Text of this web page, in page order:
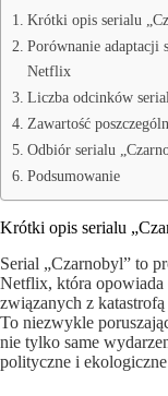
Krótki opis serialu
Porównanie adaptacji
Netflix
Liczba odcinków
Zawartość
Odbiór serialu
Podsumowanie
Krótki opis serialu
Serial „Czarnobyl” to
Netflix, która opowiada
związanych z
To niezwykle
nie tylko same
polityczne i